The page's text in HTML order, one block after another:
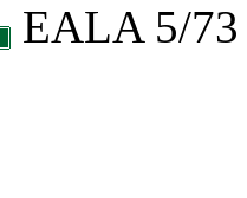
EALA 5/